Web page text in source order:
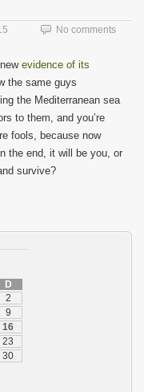
No comments
evidence of its
the same guys
the Mediterranean sea
to them, and you’re
fools, because now
the end, it will be you, or
survive?
D
2
9
16
23
30